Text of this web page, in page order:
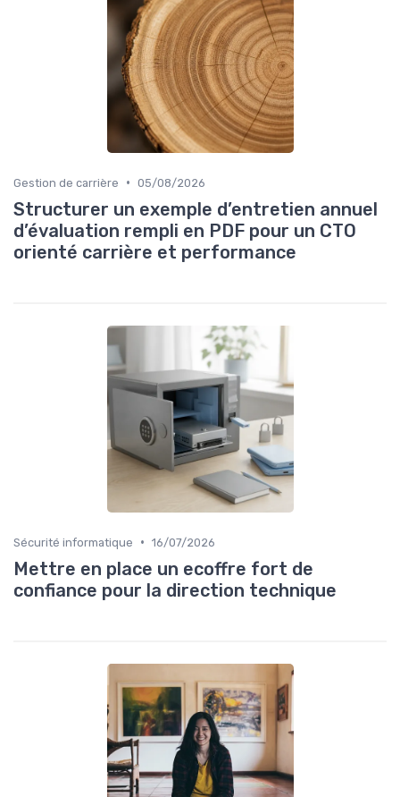
Gestion de carrière • 05/08/2026
Structurer un exemple d’entretien annuel
d’évaluation rempli en PDF pour un CTO
orienté carrière et performance
Sécurité informatique • 16/07/2026
Mettre en place un ecoffre fort de
confiance pour la direction technique